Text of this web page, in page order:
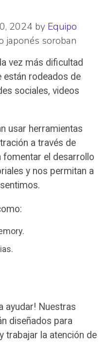
2024 by Equipo
japonés soroban
vez más dificultad
están rodeados de
sociales, videos
usar herramientas
a través de
fomentar el desarrollo
y nos permitan a
ayudar! Nuestras
diseñados para
trabajar la atención de